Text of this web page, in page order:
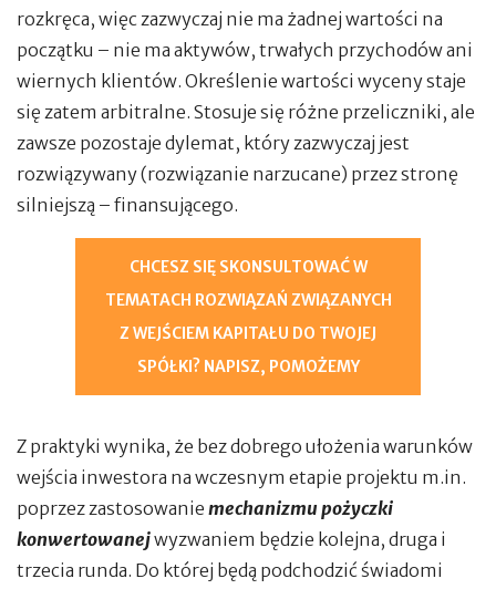
rozkręca, więc zazwyczaj nie ma żadnej wartości na
początku – nie ma aktywów, trwałych przychodów ani
wiernych klientów. Określenie wartości wyceny staje
się zatem arbitralne. Stosuje się różne przeliczniki, ale
zawsze pozostaje dylemat, który zazwyczaj jest
rozwiązywany (rozwiązanie narzucane) przez stronę
silniejszą – finansującego.
CHCESZ SIĘ SKONSULTOWAĆ W
TEMATACH ROZWIĄZAŃ ZWIĄZANYCH
Z WEJŚCIEM KAPITAŁU DO TWOJEJ
SPÓŁKI? NAPISZ, POMOŻEMY
Z praktyki wynika, że bez dobrego ułożenia warunków
wejścia inwestora na wczesnym etapie projektu m.in.
poprzez zastosowanie mechanizmu pożyczki
konwertowanejwyzwaniem będzie kolejna, druga i
trzecia runda. Do której będą podchodzić świadomi